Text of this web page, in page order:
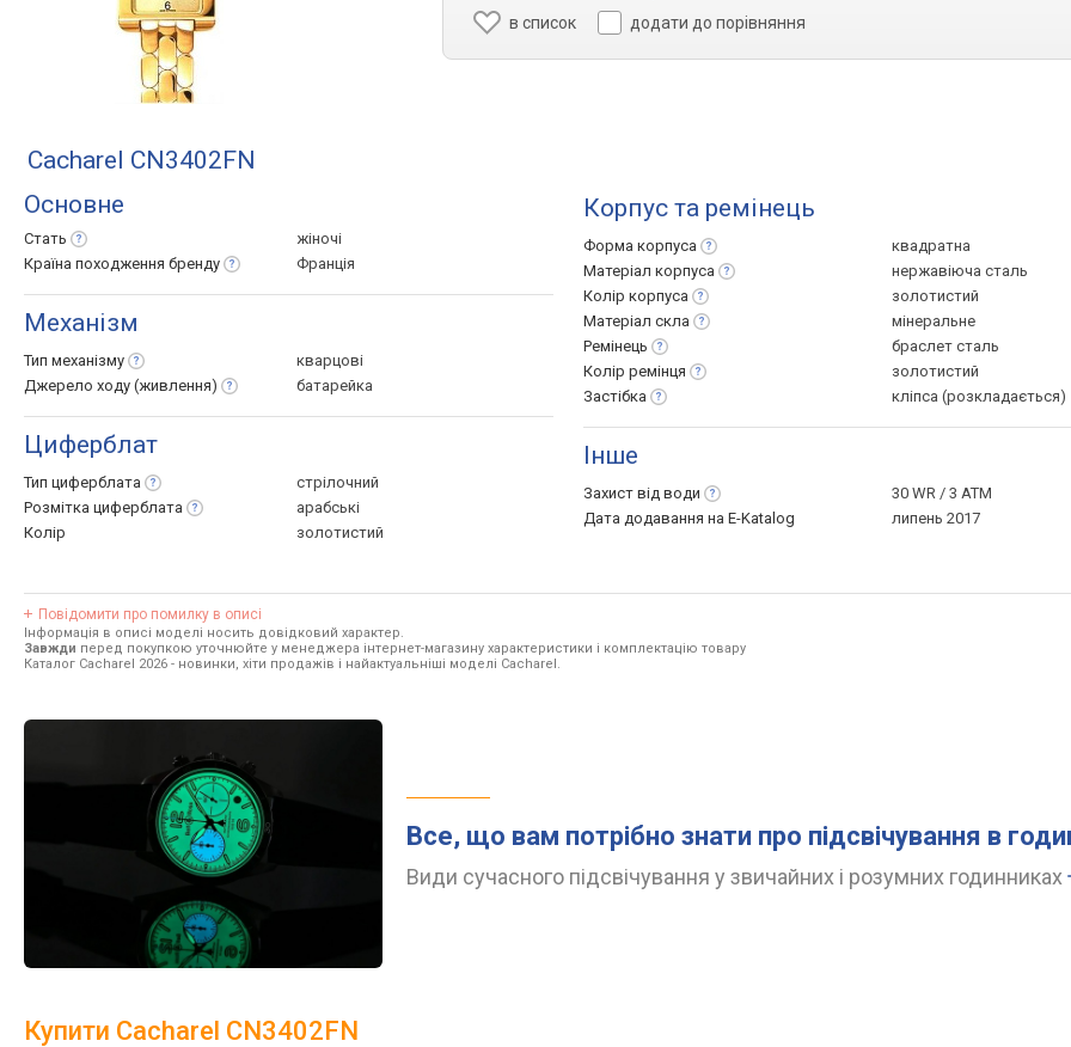
в список
додати до порівняння
Cacharel CN3402FN
Основне
Стать
жіночі
Країна походження бренду Франція
Механізм
Тип механізму
кварцові
Джерело ходу (живлення) батарейка
Циферблат
Тип циферблата
стрілочний
Розмітка циферблата
арабські
Колір
золотистий
Корпус та ремінець
Форма корпуса
квадратна
Матеріал корпуса
нержавіюча сталь
Колір корпуса
золотистий
Матеріал скла
мінеральне
Ремінець
браслет сталь
Колір ремінця
золотистий
Застібка
кліпса (розкладається)
Інше
Захист від води
30 WR / 3 ATM
Дата додавання на E-Katalog
липень 2017
Повідомити про помилку в описі
Інформація в описі моделі носить довідковий характер.
Завжди перед покупкою уточнюйте у менеджера інтернет-магазину характеристики і комплектацію товару
Каталог Cacharel 2026 - новинки, хіти продажів і найактуальніші моделі Cacharel.
Все, що вам потрібно знати про підсвічування в
Види сучасного підсвічування у звичайних і розумних годинниках
Купити Cacharel CN3402FN